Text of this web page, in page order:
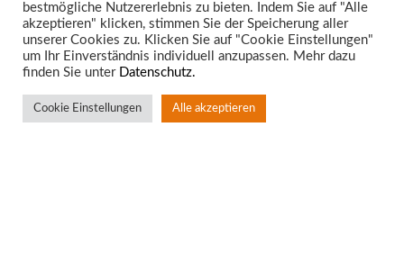
Unsere Rechtsgebiete
bestmögliche Nutzererlebnis zu bieten. Indem Sie auf "Alle
akzeptieren" klicken, stimmen Sie der Speicherung aller
unserer Cookies zu. Klicken Sie auf "Cookie Einstellungen"
um Ihr Einverständnis individuell anzupassen. Mehr dazu
finden Sie unter Datenschutz.
Cookie Einstellungen Alle akzeptieren